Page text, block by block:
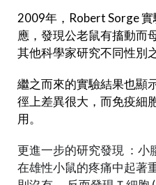
2009年，Robert Sorge
應，發現公老鼠有搐動而
其他科學家研究不同性別
繼之而來的實驗結果也顯
徑上差異很大，而免疫細
用。
更進一步的研究發現 ：小
在雄性小鼠的疼痛中起著